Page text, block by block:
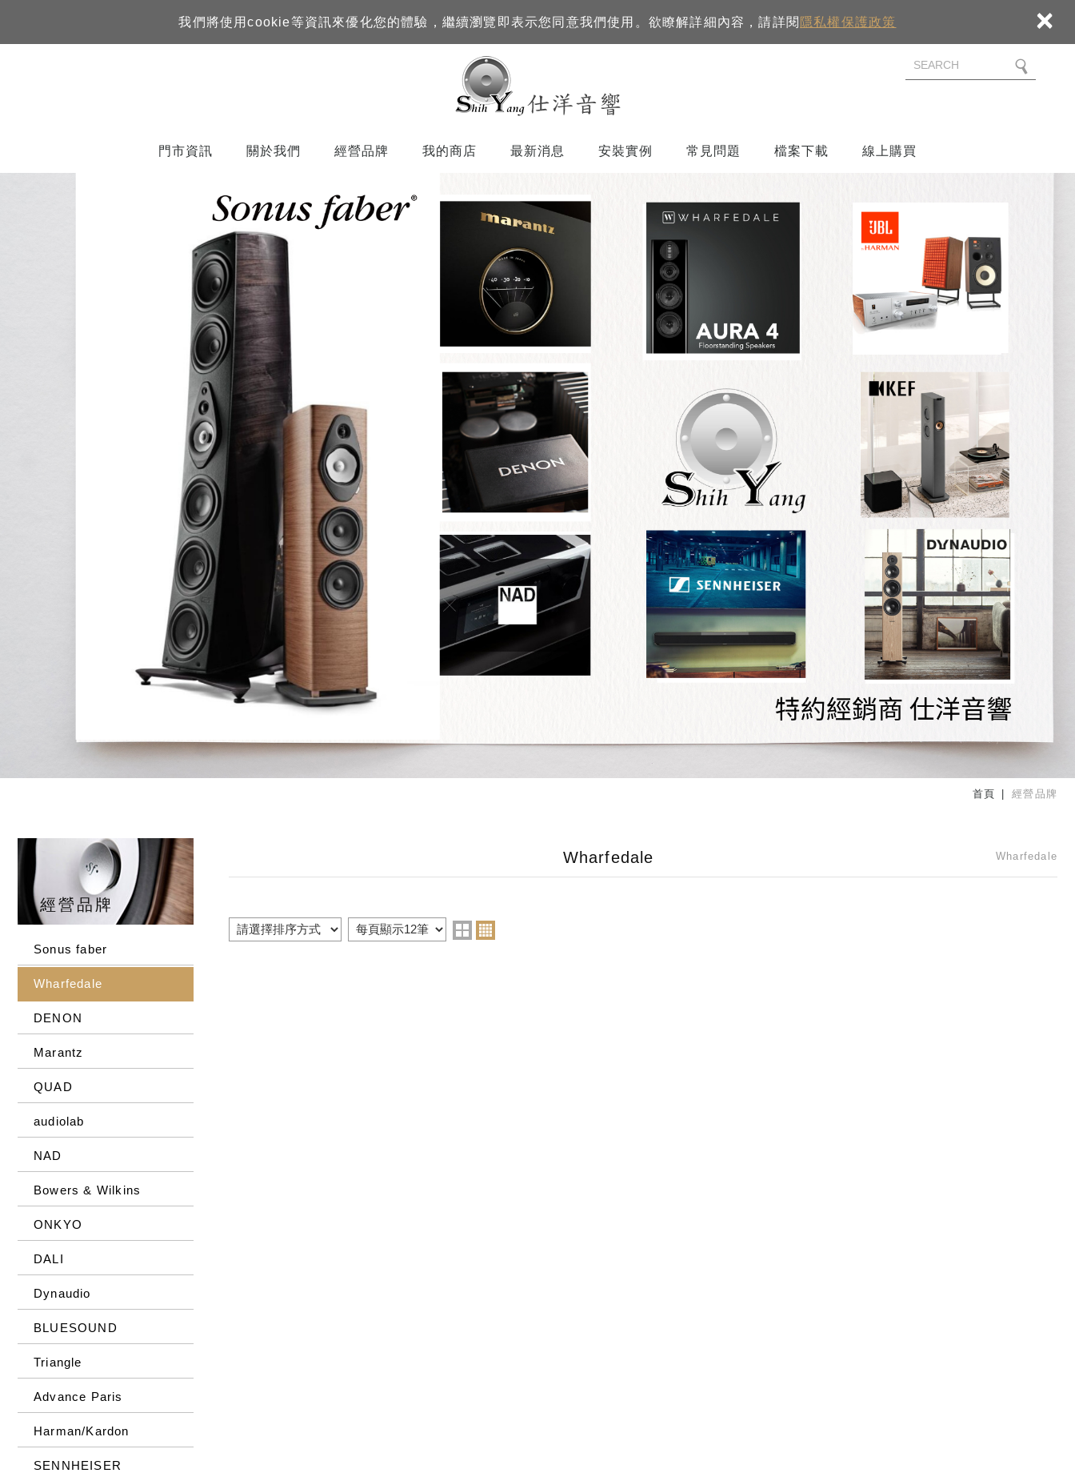
我們將使用cookie等資訊來優化您的體驗，繼續瀏覽即表示您同意我們使用。欲瞭解詳細內容，請詳閱 隱私權保護政策 ×
門市資訊 關於我們 經營品牌 我的商店 最新消息 安裝實例 常見問題 檔案下載 線上購買
首頁 經營品牌
經營品牌
Sonus faber
Wharfedale
DENON
Marantz
QUAD
audiolab
NAD
Bowers & Wilkins
ONKYO
DALI
Dynaudio
BLUESOUND
Triangle
Advance Paris
Harman/Kardon
SENNHEISER
Wharfedale
Wharfedale